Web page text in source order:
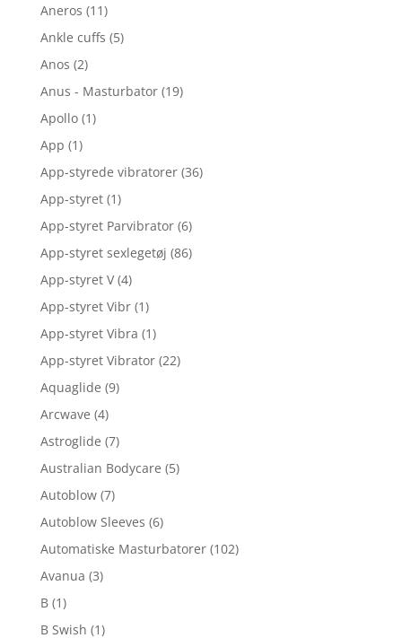
Aneros (11)
Ankle cuffs (5)
Anos (2)
Anus - Masturbator (19)
Apollo (1)
App (1)
App-styrede vibratorer (36)
App-styret (1)
App-styret Parvibrator (6)
App-styret sexlegetøj (86)
App-styret V (4)
App-styret Vibr (1)
App-styret Vibra (1)
App-styret Vibrator (22)
Aquaglide (9)
Arcwave (4)
Astroglide (7)
Australian Bodycare (5)
Autoblow (7)
Autoblow Sleeves (6)
Automatiske Masturbatorer (102)
Avanua (3)
B (1)
B Swish (1)